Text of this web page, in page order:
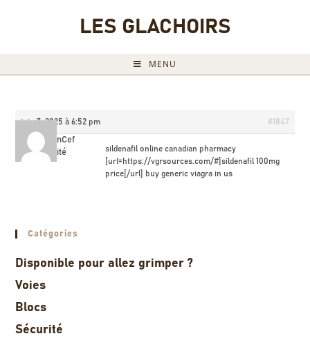
LES GLACHOIRS
MENU
juin 7, 2025 à 6:52 pm #1847
BrandonCef
Invité
sildenafil online canadian pharmacy
[url=https://vgrsources.com/#]sildenafil 100mg
price[/url] buy generic viagra in us
Catégories
Disponible pour allez grimper ?
Voies
Blocs
Sécurité